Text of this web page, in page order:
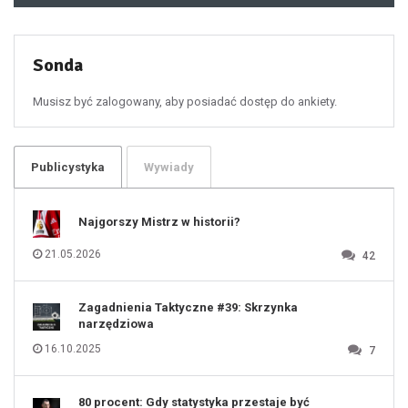
Sonda
Musisz być zalogowany, aby posiadać dostęp do ankiety.
Publicystyka Wywiady
Najgorszy Mistrz w historii?
21.05.2026 42
Zagadnienia Taktyczne #39: Skrzynka
narzędziowa
16.10.2025 7
80 procent: Gdy statystyka przestaje być